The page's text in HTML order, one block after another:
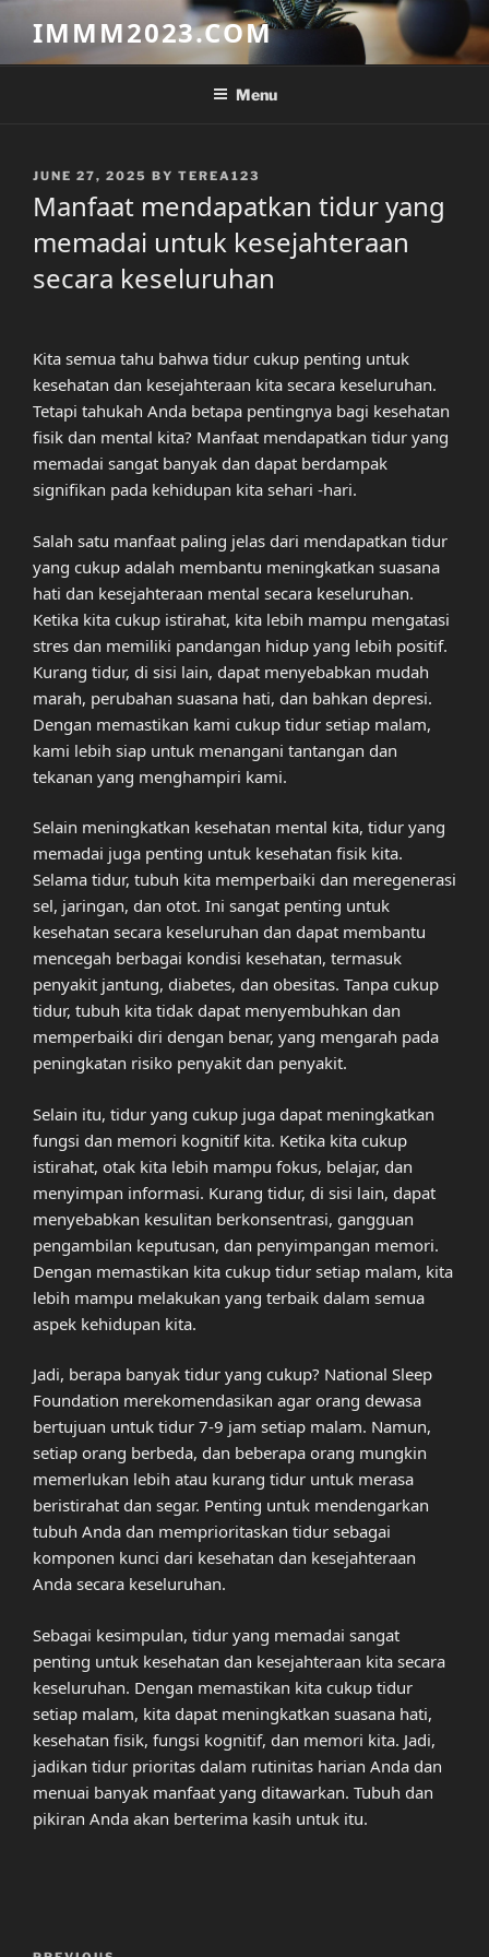
content
IMMM2023.COM
Menu
POSTED
JUNE 27, 2025 BY TEREA123
Manfaat mendapatkan tidur yang
memadai untuk kesejahteraan
secara keseluruhan
Kita semua tahu bahwa tidur cukup penting untuk
kesehatan dan kesejahteraan kita secara keseluruhan.
Tetapi tahukah Anda betapa pentingnya bagi kesehatan
fisik dan mental kita? Manfaat mendapatkan tidur yang
memadai sangat banyak dan dapat berdampak
signifikan pada kehidupan kita sehari -hari.
Salah satu manfaat paling jelas dari mendapatkan tidur
yang cukup adalah membantu meningkatkan suasana
hati dan kesejahteraan mental secara keseluruhan.
Ketika kita cukup istirahat, kita lebih mampu mengatasi
stres dan memiliki pandangan hidup yang lebih positif.
Kurang tidur, di sisi lain, dapat menyebabkan mudah
marah, perubahan suasana hati, dan bahkan depresi.
Dengan memastikan kami cukup tidur setiap malam,
kami lebih siap untuk menangani tantangan dan
tekanan yang menghampiri kami.
Selain meningkatkan kesehatan mental kita, tidur yang
memadai juga penting untuk kesehatan fisik kita.
Selama tidur, tubuh kita memperbaiki dan meregenerasi
sel, jaringan, dan otot. Ini sangat penting untuk
kesehatan secara keseluruhan dan dapat membantu
mencegah berbagai kondisi kesehatan, termasuk
penyakit jantung, diabetes, dan obesitas. Tanpa cukup
tidur, tubuh kita tidak dapat menyembuhkan dan
memperbaiki diri dengan benar, yang mengarah pada
peningkatan risiko penyakit dan penyakit.
Selain itu, tidur yang cukup juga dapat meningkatkan
fungsi dan memori kognitif kita. Ketika kita cukup
istirahat, otak kita lebih mampu fokus, belajar, dan
menyimpan informasi. Kurang tidur, di sisi lain, dapat
menyebabkan kesulitan berkonsentrasi, gangguan
pengambilan keputusan, dan penyimpangan memori.
Dengan memastikan kita cukup tidur setiap malam, kita
lebih mampu melakukan yang terbaik dalam semua
aspek kehidupan kita.
Jadi, berapa banyak tidur yang cukup? National Sleep
Foundation merekomendasikan agar orang dewasa
bertujuan untuk tidur 7-9 jam setiap malam. Namun,
setiap orang berbeda, dan beberapa orang mungkin
memerlukan lebih atau kurang tidur untuk merasa
beristirahat dan segar. Penting untuk mendengarkan
tubuh Anda dan memprioritaskan tidur sebagai
komponen kunci dari kesehatan dan kesejahteraan
Anda secara keseluruhan.
Sebagai kesimpulan, tidur yang memadai sangat
penting untuk kesehatan dan kesejahteraan kita secara
keseluruhan. Dengan memastikan kita cukup tidur
setiap malam, kita dapat meningkatkan suasana hati,
kesehatan fisik, fungsi kognitif, dan memori kita. Jadi,
jadikan tidur prioritas dalam rutinitas harian Anda dan
menuai banyak manfaat yang ditawarkan. Tubuh dan
pikiran Anda akan berterima kasih untuk itu.